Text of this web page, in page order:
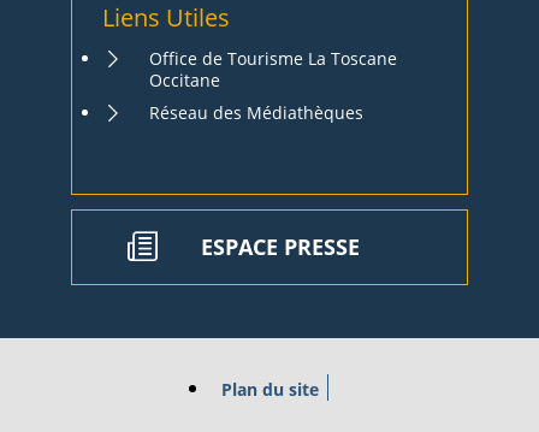
Liens Utiles
Office de Tourisme La Toscane
Occitane
Réseau des Médiathèques
ESPACE PRESSE
Plan du site